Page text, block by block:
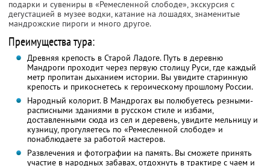
подарки и сувениры в «Ремесленной слободе», экскурсия с
дегустацией в музее водки, катание на лошадях, знаменитые
мандрожские пироги и много другое.
Преимущества тура:
Древняя крепость в Старой Ладоге. Путь в деревню
Мандроги проходит через первую столицу Руси, где каждый
метр пропитан дыханием истории. Вы увидите старинную
крепость и прикоснетесь к героическому прошлому России.
Народный колорит. В Мандрогах вы полюбуетесь резными-
расписными зданиями в русском стиле и избами,
доставленными сюда из сел и деревень, увидите мельницу и
кузницу, прогуляетесь по «Ремесленной слободе» и
понаблюдаете за работой мастеров.
Развлечения и фотографии на память. Вы сможете принять
участие в народных забавах, отдохнуть в трактире с чаем и